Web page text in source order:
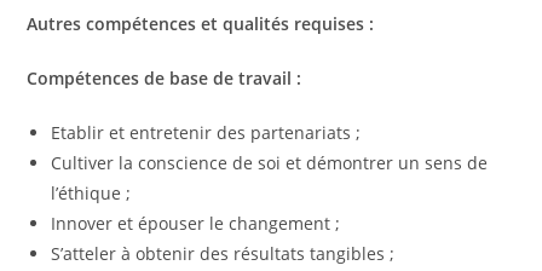
Autres compétences et qualités requises :
Compétences de base de travail :
Etablir et entretenir des partenariats ;
Cultiver la conscience de soi et démontrer un sens de
l’éthique ;
Innover et épouser le changement ;
S’atteler à obtenir des résultats tangibles ;